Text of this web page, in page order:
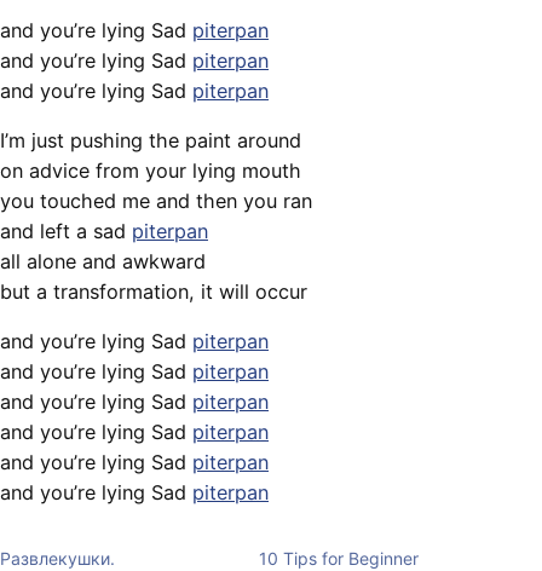
and you’re lying Sad piterpan
and you’re lying Sad piterpan
and you’re lying Sad piterpan
I’m just pushing the paint around
on advice from your lying mouth
you touched me and then you ran
and left a sad piterpan
all alone and awkward
but a transformation, it will occur
and you’re lying Sad piterpan
and you’re lying Sad piterpan
and you’re lying Sad piterpan
and you’re lying Sad piterpan
and you’re lying Sad piterpan
and you’re lying Sad piterpan
Развлекушки.
10 Tips for Beginner